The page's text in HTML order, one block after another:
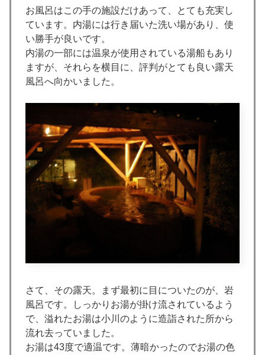
お風呂はこの手の施設だけあって、とても充実し
ています。内湯には行き届いた洗い場があり、使
い勝手が良いです。
内湯の一部には温泉が使用されている湯船もあり
ますが、それらを横目に、評判がとても良い露天
風呂へ向かいました。
さて、その露天。まず最初に目についたのが、岩
風呂です。しっかりお湯が掛け流されているよう
で、溢れたお湯は小川のように造詣された所から
流れ去っていました。
お湯は43度で適温です。薄暗かったのでお湯の色